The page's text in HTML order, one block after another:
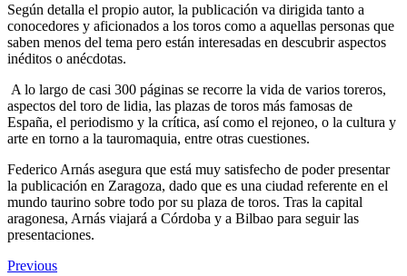
Según detalla el propio autor, la publicación va dirigida tanto a
conocedores y aficionados a los toros como a aquellas personas que
saben menos del tema pero están interesadas en descubrir aspectos
inéditos o anécdotas.
A lo largo de casi 300 páginas se recorre la vida de varios toreros,
aspectos del toro de lidia, las plazas de toros más famosas de
España, el periodismo y la crítica, así como el rejoneo, o la cultura y
arte en torno a la tauromaquia, entre otras cuestiones.
Federico Arnás asegura que está muy satisfecho de poder presentar
la publicación en Zaragoza, dado que es una ciudad referente en el
mundo taurino sobre todo por su plaza de toros. Tras la capital
aragonesa, Arnás viajará a Córdoba y a Bilbao para seguir las
presentaciones.
Previous